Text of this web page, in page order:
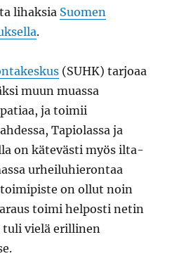
lihaksia Suomen
.
(SUHK) tarjoaa
muun muassa
ja toimii
Tapiolassa ja
on kätevästi myös ilta-
urheiluhierontaa
toimipiste on ollut noin
toimi helposti netin
tuli vielä erillinen